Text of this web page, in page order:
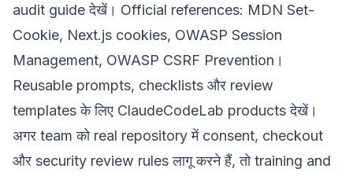
audit guideदेखें। Official references: MDN Set-
Cookie, Next.js cookies, OWASP Session
Management, OWASP CSRF Prevention ।
Reusable prompts, checklists और review
templates के लिए ClaudeCodeLab productsदेखें।
अगर team को real repository में consent, checkout
और security review rules लागू करने हैं, तोtraining and